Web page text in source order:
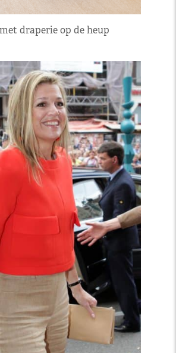
draperie op de heup